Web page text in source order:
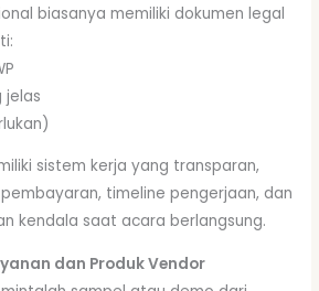
biasanya memiliki dokumen legal
jelas
sistem kerja yang transparan,
timeline pengerjaan, dan
kendala saat acara berlangsung.
dan Produk Vendor